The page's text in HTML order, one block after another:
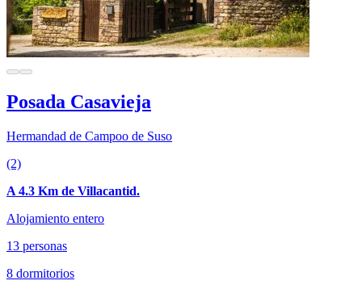
Posada Casavieja
Hermandad de Campoo de Suso
(2)
A 4.3 Km de Villacantid.
Alojamiento entero
13 personas
8 dormitorios